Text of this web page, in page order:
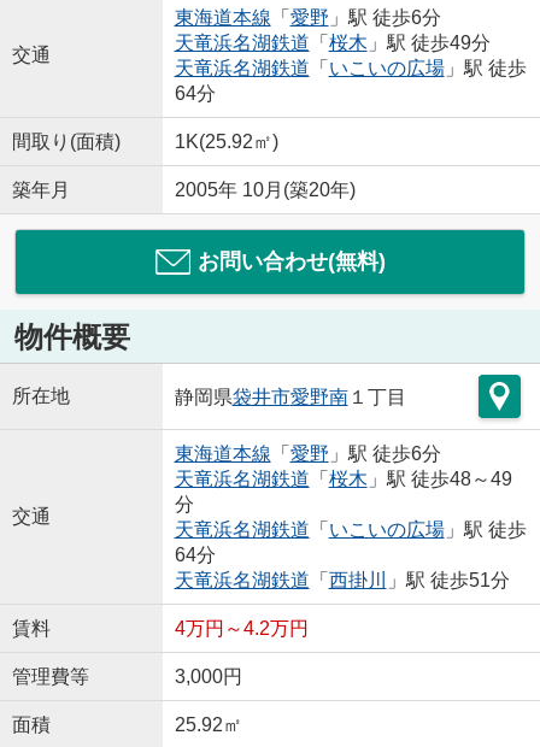
交通
東海道本線 「 愛野 」駅 徒歩6分
天竜浜名湖鉄道 「 桜木 」駅 徒歩49分
天竜浜名湖鉄道 「 いこいの広場」駅 徒歩
64分
間取り(面積) 1K(25.92㎡)
築年月 2005年 10月(築20年)
お問い合わせ(無料)
物件概要
所在地 静岡県袋井市愛野南１丁目
交通
東海道本線 「 愛野 」駅 徒歩6分
天竜浜名湖鉄道 「 桜木 」駅 徒歩48～49
分
天竜浜名湖鉄道 「 いこいの広場」駅 徒歩
64分
天竜浜名湖鉄道 「 西掛川 」駅 徒歩51分
賃料 4万円～4.2万円
管理費等 3,000円
面積 25.92㎡